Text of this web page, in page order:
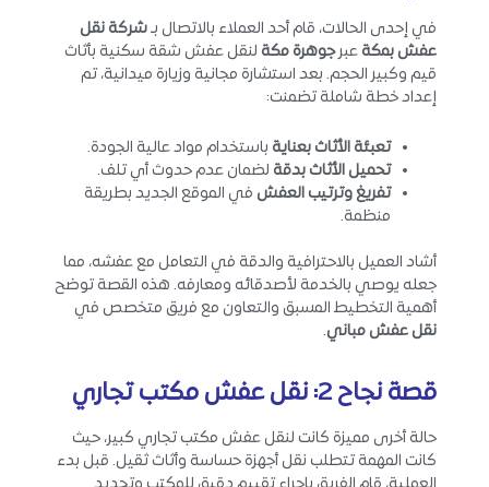
في إحدى الحالات، قام أحد العملاء بالاتصال بـشركة نقل
عفش بمكة عبرجوهرة مكة لنقل عفش شقة سكنية بأثاث
قيم وكبير الحجم. بعد استشارة مجانية وزيارة ميدانية، تم
إعداد خطة شاملة تضمنت:
تعبئة الأثاث بعناية باستخدام مواد عالية الجودة.
تحميل الأثاث بدقة لضمان عدم حدوث أي تلف.
تفريغ وترتيب العفش في الموقع الجديد بطريقة
منظمة.
أشاد العميل بالاحترافية والدقة في التعامل مع عفشه، مما
جعله يوصي بالخدمة لأصدقائه ومعارفه. هذه القصة توضح
أهمية التخطيط المسبق والتعاون مع فريق متخصص في
نقل عفش مباني.
قصة نجاح 2: نقل عفش مكتب تجاري
حالة أخرى مميزة كانت لنقل عفش مكتب تجاري كبير، حيث
كانت المهمة تتطلب نقل أجهزة حساسة وأثاث ثقيل. قبل بدء